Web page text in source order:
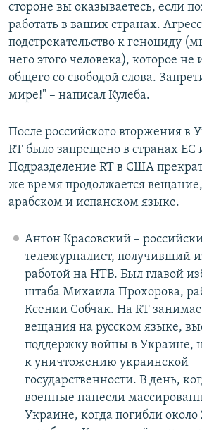
стороне вы оказываетесь, если
работать в ваших странах.
подстрекательство к геноциду
него этого человека), которое не
общего со свободой слова.
мире!" – написал Кулеба.
После российского вторжения в
RT было запрещено в странах ЕС
Подразделение RT в США
же время продолжается вещание,
арабском и испанском языке.
Антон Красовский –
тележурналист, получивший
работой на НТВ. Был главой
штаба Михаила Прохорова,
Ксении Собчак. На RT
вещания на русском языке,
поддержку войны в Украине,
к уничтожению украинской
государственности. В день,
военные нанесли
Украине, когда погибли около